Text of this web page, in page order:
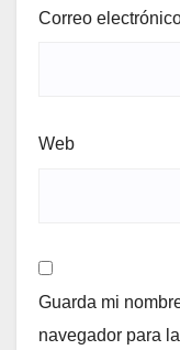
Correo
Web
Guarda mi
navegador para